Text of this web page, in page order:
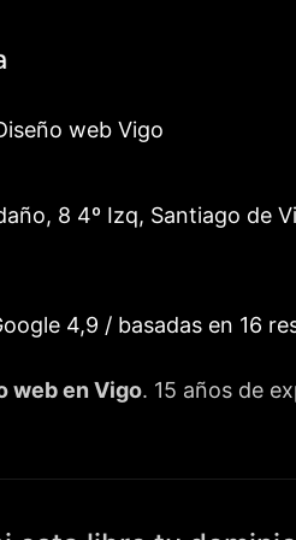
web Vigo
8 4º Izq, Santiago de
4,9 / basadas en 16
web en Vigo. 15 años de